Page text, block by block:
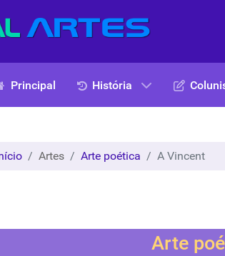
Principal História
Artes Arte poética A Vincent
Arte